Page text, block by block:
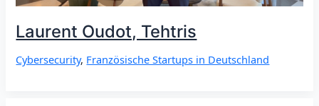
Laurent Oudot, Tehtris
Cybersecurity, Französische Startups in Deutschland